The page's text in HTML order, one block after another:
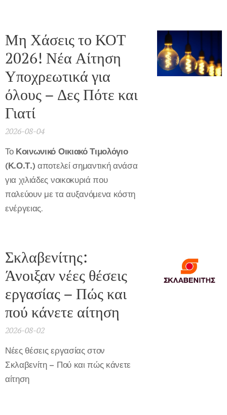
Μη Χάσεις το ΚΟΤ
2026! Νέα Αίτηση
Υποχρεωτικά για
όλους – Δες Πότε και
Γιατί
2026-08-04
Το Κοινωνικό Οικιακό Τιμολόγιο
(Κ.Ο.Τ.) αποτελεί σημαντική ανάσα
για χιλιάδες νοικοκυριά που
παλεύουν με τα αυξανόμενα κόστη
ενέργειας.
Σκλαβενίτης:
Άνοιξαν νέες θέσεις
εργασίας – Πώς και
πού κάνετε αίτηση
2026-08-02
Νέες θέσεις εργασίας στον
Σκλαβενίτη – Πού και πώς κάνετε
αίτηση